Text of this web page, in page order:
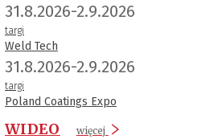
31.8.2026-2.9.2026
targi
Weld Tech
31.8.2026-2.9.2026
targi
Poland Coatings Expo
WIDEO więcej